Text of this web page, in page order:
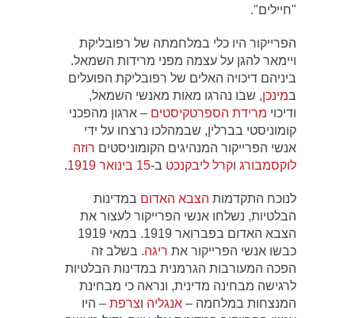
"חיילים".
הפרייקור היו כלי במלחמתה של רפובליקת
ויימאר להגן על עצמה מפני מרידות השמאל.
ביניהם דיכויה האלים של רפובליקת הפועלים
במינכן, שבו נהרגו מאות מאנשי השמאל,
ודיכוי מרידת הספרטקיסטים – ארגון מהפכני
קומוניסטי בברלין, שבמהלכו נרצחו על ידי
אנשי הפרייקור המנהיגים הקומוניסטים רוזה
לוקסמבורג וקרל ליבקנכט ב-15 בינואר 1919
.
לנוכח התקדמות הצבא האדום במדינות
הבלטיות, נשלחו אנשי הפרייקור לעצור את
הצבא האדום בפברואר 1919. במאי 1919
כבשו אנשי הפרייקור את ריגה. בשלב זה
הפכה המעורבות הגרמנית במדינות הבלטיות
לרגישה מבחינה מדינית, ונראה כי מבחינת
המנצחות במלחמה – אנגליה וצרפת – היו